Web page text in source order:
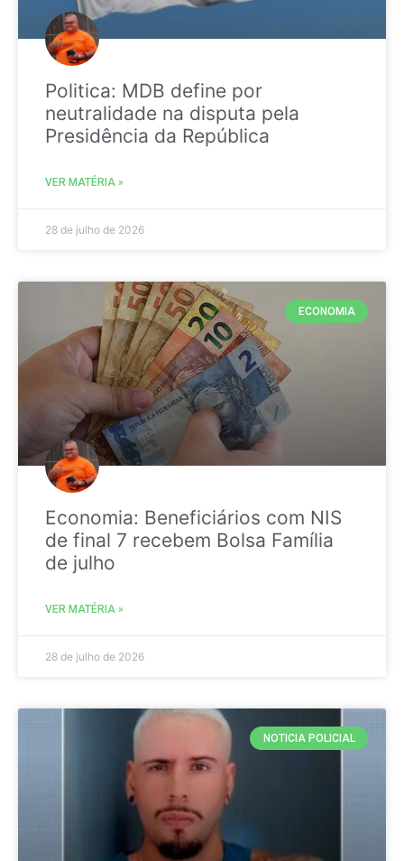
Politica: MDB define por
neutralidade na disputa pela
Presidência da República
VER MATÉRIA »
28 de julho de 2026
ECONOMIA
Economia: Beneficiários com NIS
de final 7 recebem Bolsa Família
de julho
VER MATÉRIA »
28 de julho de 2026
NOTICIA POLICIAL